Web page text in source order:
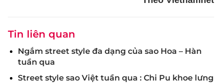
Tin liên quan
Ngắm street style đa dạng của sao Hoa – Hàn
tuần qua
Street style sao Việt tuần qua : Chi Pu khoe lưng